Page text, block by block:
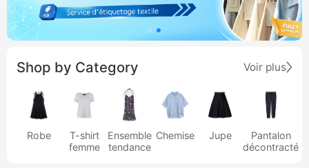
Shop by Category Voir plus
Robe
T-shirt
femme
Ensemble
tendance
Chemise Jupe
Pantalon
décontracté